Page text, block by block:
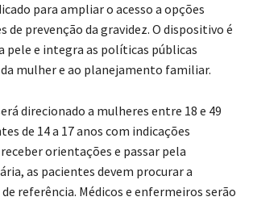
para ampliar o acesso a opções
de prevenção da gravidez. O dispositivo é
pele e integra as políticas públicas
mulher e ao planejamento familiar.
direcionado a mulheres entre 18 e 49
de 14 a 17 anos com indicações
orientações e passar pela
as pacientes devem procurar a
de referência. Médicos e enfermeiros serão